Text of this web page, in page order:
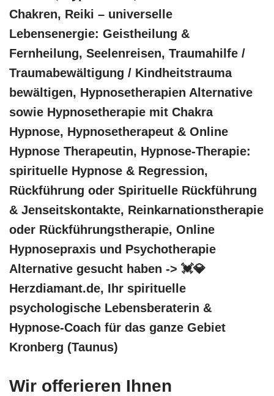
Chakren, Reiki – universelle
Lebensenergie: Geistheilung &
Fernheilung, Seelenreisen, Traumahilfe /
Traumabewältigung / Kindheitstrauma
bewältigen, Hypnosetherapien Alternative
sowie Hypnosetherapie mit Chakra
Hypnose, Hypnosetherapeut & Online
Hypnose Therapeutin, Hypnose-Therapie:
spirituelle Hypnose & Regression,
Rückführung oder Spirituelle Rückführung
& Jenseitskontakte, Reinkarnationstherapie
oder Rückführungstherapie, Online
Hypnosepraxis und Psychotherapie
Alternative gesucht haben -> 💓️💎
Herzdiamant.de, Ihr spirituelle
psychologische Lebensberaterin &
Hypnose-Coach für das ganze Gebiet
Kronberg (Taunus)
Wir offerieren Ihnen